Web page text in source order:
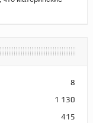
8
1 130
415